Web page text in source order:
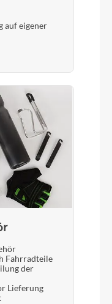
auf eigener
Fahrradteile
der
Lieferung